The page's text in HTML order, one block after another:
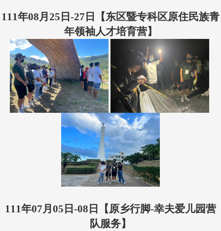
111年08月25日-27日【东区暨专科区原住民族青
年领袖人才培育营】
111年07月05日-08日【原乡行脚-幸夫爱儿园营
队服务】